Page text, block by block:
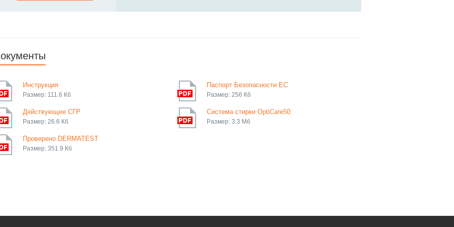
Инструкция
Размер: 111.6 Кб
Паспорт Безопасности ЕС
Размер: 256 Кб
Действующее СГР
Размер: 26.6 Кб
Система стирки OptiCare50
Размер: 3.3 Мб
Проверено DERMATEST
Размер: 351.9 Кб